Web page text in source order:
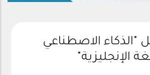
"الذكاء الاصطناعي
الإنجليزية"